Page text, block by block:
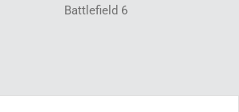
Battlefield 6